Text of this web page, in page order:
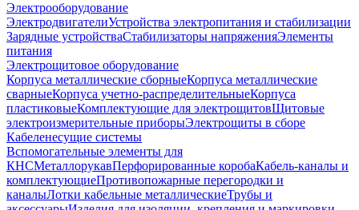
Электрооборудование
ЭлектродвигателиУстройства электропитания и стабилизации
Зарядные устройстваСтабилизаторы напряженияЭлементы
питания
Электрощитовое оборудование
Корпуса металлические сборныеКорпуса металлические
сварныеКорпуса учетно-распределительныеКорпуса
пластиковыеКомплектующие для электрощитовЩитовые
электроизмерительные приборыЭлектрощиты в сборе
Кабеленесущие системы
Вспомогательные элементы для
КНСМеталлорукавПерфорированные коробаКабель-каналы и
комплектующиеПротивопожарные перегородки и
каналыЛотки кабельные металлическиеТрубы и